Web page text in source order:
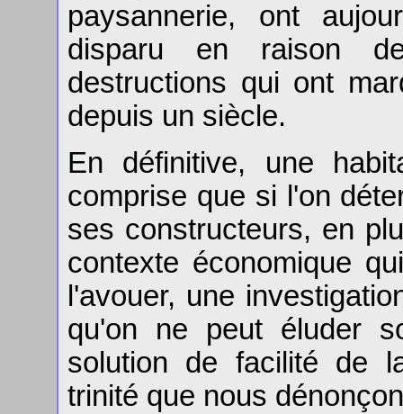
paysannerie, ont
disparu en raison
destructions qui ont
depuis un siècle.
En définitive, une
comprise que si l'on
ses constructeurs, en
contexte économique
l'avouer, une
qu'on ne peut éluder
solution de facilité de
trinité que nous